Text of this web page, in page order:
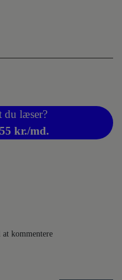
du læser?
kr./md.
kommentere